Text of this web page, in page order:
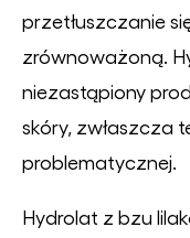
przetłuszczanie
zrównoważoną.
niezastąpiony
skóry, zwłaszcza
problematycznej.
Hydrolat z bzu